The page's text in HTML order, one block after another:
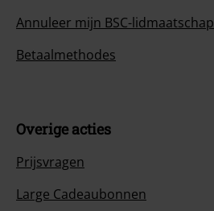
Annuleer mijn BSC-lidmaatschap
Betaalmethodes
Overige acties
Prijsvragen
Large Cadeaubonnen